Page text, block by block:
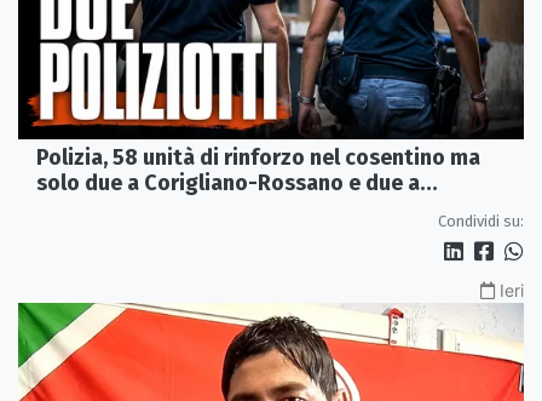
Polizia, 58 unità di rinforzo nel cosentino ma
solo due a Corigliano-Rossano e due a
Condividi su:
Ieri